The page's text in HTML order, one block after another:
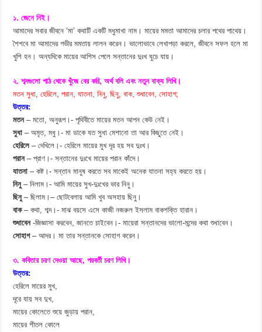
১. জেনে নিই।
আমাদের সবার জীবনে ‘মা’ কথাটি একটি মধুমাখা নাম। মায়ের মমতা আমাদের চলার পথের পাথেয়।
শৈশবে মা আমাদের গভীর মমতায় লালন করেন। ভালোভাবে লেখাপড়া করলে, জীবনে সফল হলে মা
খুশি হন। অন্যদিকে মায়ের আশিস পেলে সন্তানের দুঃখ ঘুচে যায়।
২. শব্দগুলো পাঠ থেকে খুঁজে বের করি, অর্থ বলি এবং নতুন বাক্য লিখি।
মতন সুধা, হেরিলে, পরান, যাতনা, নিনু, ছিনু, বাক, শুধাবেন, সোহাগ;
উত্তর:
মতন– মতো, অনুরূপ।- পৃথিবীতে মায়ের মতন আপন কেউ নেই।
সুধা – অমৃত, মধু।- মা ডাকে যত সুধা মেশানো তা আর কিছুতে নেই।
হেরিলে – দেখিলে।- হেরিলে মায়ের মুখ দূর হয় সব দুঃখ।
পরান– প্রাণ।- সন্তানের দুঃখে মায়ের পরান কাঁদে।
যাতনা – কষ্ট।- সন্তান মানুষ করতে সব মাকেই অনেক যাতনা সহ্য করতে হয়।
নিনু– নিলাম।- আমি মায়ের সুখ-দুঃখের ভার নিনু।
ছিনু– ছিলাম।– ছোটবেলায় আমি খুব অসহায় ছিনু।
বাক– কথা, শব্দ।- মাঝ বয়সে এসে কাজী নজরুল ইসলাম বাকশক্তি হারান।
শুধাবেন-জিজ্ঞাসা করবেন, জানতে চাইবেন।- মায়েরা সন্তানদের ভালো-মন্দের কথা শুধাবেন।
সোহাগ– আদর। মা তার সন্তানকে সোহাগ করেন।
৩. কবিতার চরণ দেওয়া আছে, পরবর্তী চরণ লিখি।
উত্তর:
হেরিলে মায়ের মুখ,
দূরে যায় সব দুখ,
মায়ের কোলেতে শুয়ে জুড়ায় পরান,
মায়ের শীতল কোলে